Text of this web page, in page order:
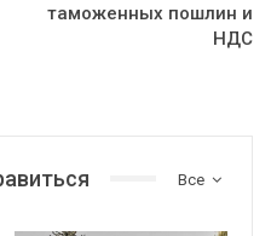
таможенных пошлин и
НДС
Все